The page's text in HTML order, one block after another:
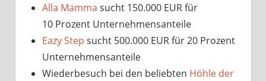
Alla Mamma sucht 150.000 EUR für
10 Prozent Unternehmensanteile
Eazy Step sucht 500.000 EUR für 20 Prozent
Unternehmensanteile
Wiederbesuch bei den beliebten Höhle der